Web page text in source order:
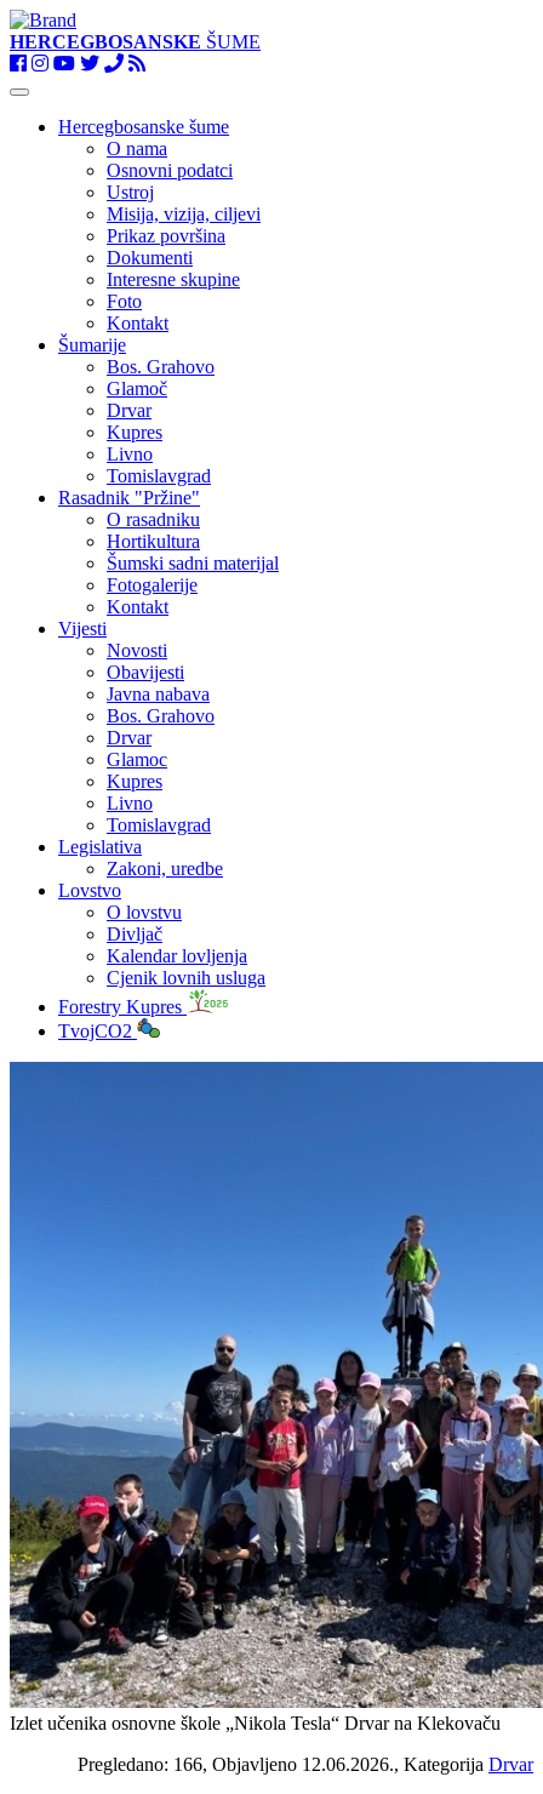
HERCEGBOSANSKE ŠUME
Toggle
navigationHercegbosanske šume
O nama
Osnovni podatci
Ustroj
Misija, vizija, ciljevi
Prikaz površina
Dokumenti
Interesne skupine
Foto
Kontakt
Šumarije
Bos. Grahovo
Glamoč
Drvar
Kupres
Livno
Tomislavgrad
Rasadnik "Pržine"
O rasadniku
Hortikultura
Šumski sadni materijal
Fotogalerije
Kontakt
Vijesti
Novosti
Obavijesti
Javna nabava
Bos. Grahovo
Drvar
Glamoc
Kupres
Livno
Tomislavgrad
Legislativa
Zakoni, uredbe
Lovstvo
O lovstvu
Divljač
Kalendar lovljenja
Cjenik lovnih usluga
Forestry Kupres
TvojCO2
Izlet učenika osnovne škole „Nikola Tesla“ Drvar na Klekovaču
Pregledano: 166, Objavljeno 12.06.2026., Kategorija Drvar